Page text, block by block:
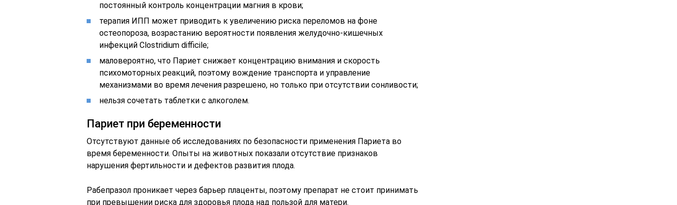
постоянный контроль концентрации магния в крови;
терапия ИПП может приводить к увеличению риска переломов на фоне
остеопороза, возрастанию вероятности появления желудочно-кишечных
инфекций Clostridium difficile;
маловероятно, что Париет снижает концентрацию внимания и скорость
психомоторных реакций, поэтому вождение транспорта и управление
механизмами во время лечения разрешено, но только при отсутствии сонливости;
нельзя сочетать таблетки с алкоголем.
Париет при беременности
Отсутствуют данные об исследованиях по безопасности применения Париета во
время беременности. Опыты на животных показали отсутствие признаков
нарушения фертильности и дефектов развития плода.
Рабепразол проникает через барьер плаценты, поэтому препарат не стоит принимать
при превышении риска для здоровья плода над пользой для матери.